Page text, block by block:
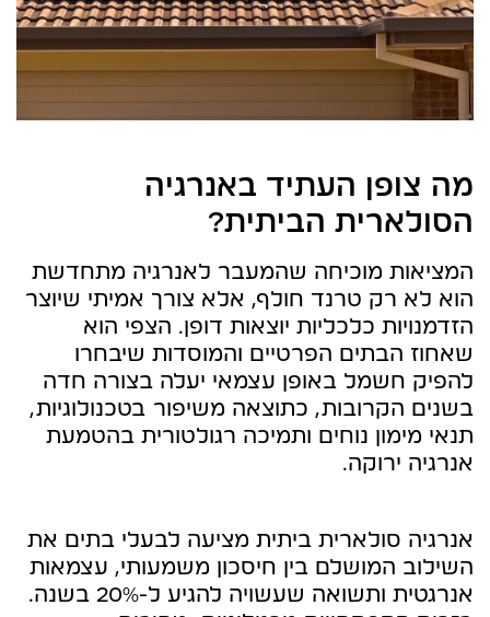
מה צופן העתיד באנרגיה
הסולארית הביתית?
המציאות מוכיחה שהמעבר לאנרגיה מתחדשת
הוא לא רק טרנד חולף, אלא צורך אמיתי שיוצר
הזדמנויות כלכליות יוצאות דופן. הצפי הוא
שאחוז הבתים הפרטיים והמוסדות שיבחרו
להפיק חשמל באופן עצמאי יעלה בצורה חדה
בשנים הקרובות, כתוצאה משיפור בטכנולוגיות,
תנאי מימון נוחים ותמיכה רגולטורית בהטמעת
אנרגיה ירוקה.
אנרגיה סולארית ביתית מציעה לבעלי בתים את
השילוב המושלם בין חיסכון משמעותי, עצמאות
אנרגטית ותשואה שעשויה להגיע ל-20% בשנה.